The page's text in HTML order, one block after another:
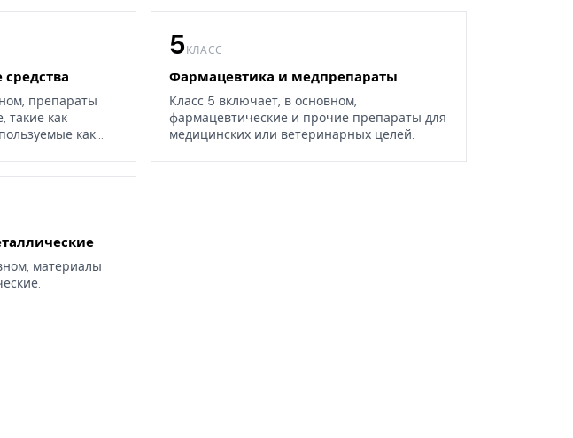
препараты
такие как
как
5КЛАСС
Фармацевтика и медпрепараты
Класс 5 включает, в основном,
фармацевтические и прочие препараты для
медицинских или ветеринарных целей.
материалы